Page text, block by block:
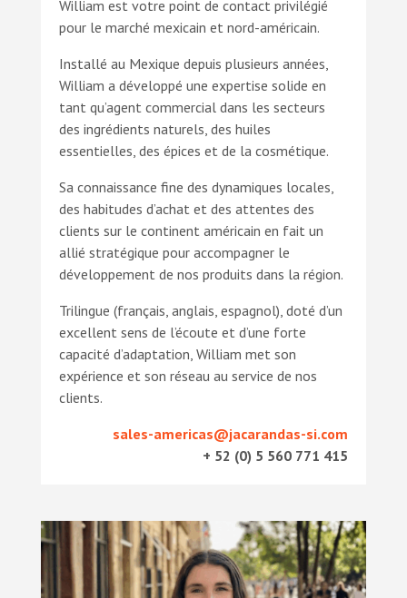
William est votre point de contact privilégié
pour le marché mexicain et nord-américain.
Installé au Mexique depuis plusieurs années,
William a développé une expertise solide en
tant qu’agent commercial dans les secteurs
des ingrédients naturels, des huiles
essentielles, des épices et de la cosmétique.
Sa connaissance fine des dynamiques locales,
des habitudes d’achat et des attentes des
clients sur le continent américain en fait un
allié stratégique pour accompagner le
développement de nos produits dans la région.
Trilingue (français, anglais, espagnol), doté d’un
excellent sens de l’écoute et d’une forte
capacité d’adaptation, William met son
expérience et son réseau au service de nos
clients.
sales-americas@jacarandas-si.com
+ 52 (0) 5 560 771 415